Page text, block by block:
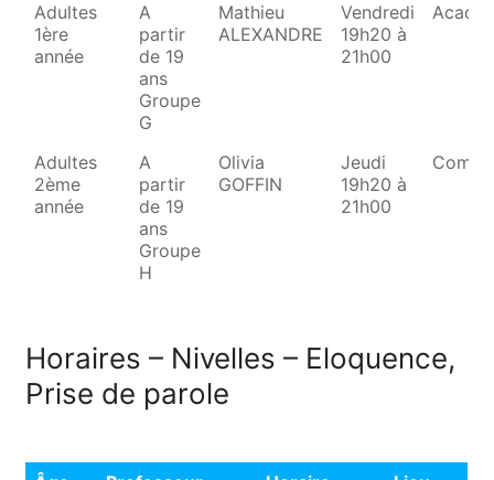
Adultes
1ère
année
A
partir
de 19
ans
Groupe
G
Mathieu
ALEXANDRE
Vendredi
19h20 à
21h00
Adultes
2ème
année
A
partir
de 19
ans
Groupe
H
Olivia
GOFFIN
Jeudi
19h20 à
21h00
Horaires – Nivelles – Eloquence,
Prise de parole